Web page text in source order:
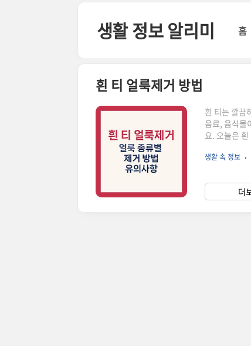
생활 정보 알리미 홈
흰 티 얼룩제거 방법
흰 티는 깔끔
음료, 음식물
요. 오늘은
좋을 제품함
식초와 주방
에 문지른
생활 속 정보
더